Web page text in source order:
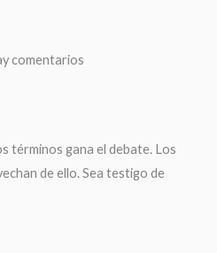
comentarios
términos gana el debate. Los
de ello. Sea testigo de